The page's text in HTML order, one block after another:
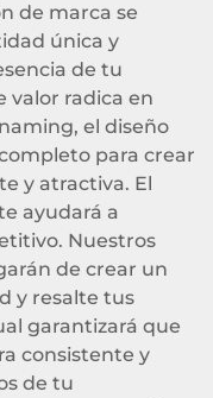
de marca se
única y
de tu
valor radica en
el diseño
para crear
y atractiva. El
ayudará a
Nuestros
de crear un
y resalte tus
garantizará que
consistente y
de tu